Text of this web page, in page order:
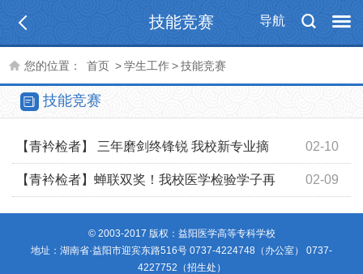
导航
技能竞赛
您的位置： 首页 >学生工作>技能竞赛
技能竞赛
02-10
【青衿检者】 三年磨剑终锋锐 我校新专业摘
得“楚怡杯”两金一银 02-09
【青衿检者】蝉联双奖！我校医学检验学子再
夺“楚怡杯”一、二等奖
© 2003-2017 版权：益阳医学高等专科学校
地址：湖南省·益阳市迎宾东路516号 0737-4224748（办公室） 0737-
4227752（招生处）